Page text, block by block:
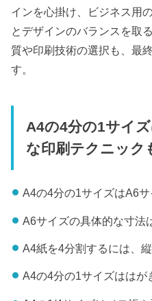
インを心掛け、ビジネス用
とデザインのバランスを取
質や印刷技術の選択も、最
す。
A4の4分の1サイ
な印刷テクニック
A4の4分の1サイズはA6サ
A6サイズの具体的な寸法
A4紙を4分割するには、
A4の4分の1サイズははが